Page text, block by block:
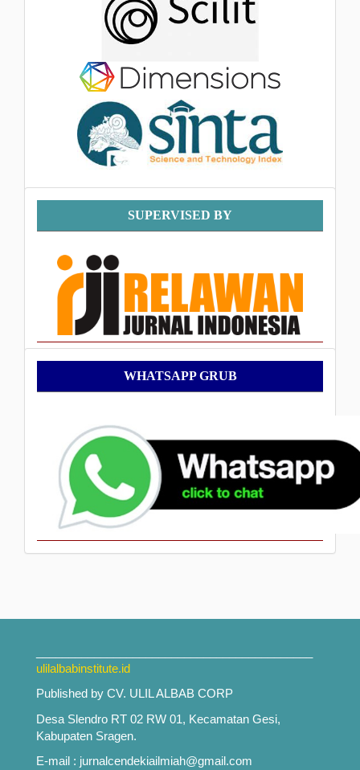
Supervised
By
SUPERVISED BY
WhatsApp
Grub
WHATSAPP GRUB
ulilalbabinstitute.id
Published by CV. ULIL ALBAB CORP
Desa Slendro RT 02 RW 01, Kecamatan Gesi,
Kabupaten Sragen.
E-mail : jurnalcendekiailmiah@gmail.com